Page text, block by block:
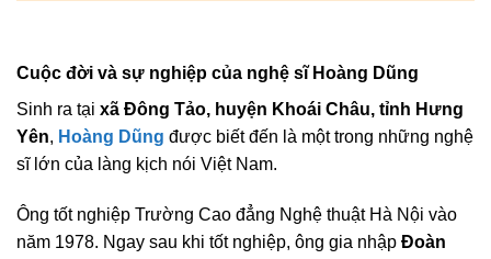
Cuộc đời và sự nghiệp của nghệ sĩ Hoàng Dũng
Sinh ra tại xã Đông Tảo, huyện Khoái Châu, tỉnh Hưng
Yên, Hoàng Dũng được biết đến là một trong những nghệ
sĩ lớn của làng kịch nói Việt Nam.
Ông tốt nghiệp Trường Cao đẳng Nghệ thuật Hà Nội vào
năm 1978. Ngay sau khi tốt nghiệp, ông gia nhập Đoàn